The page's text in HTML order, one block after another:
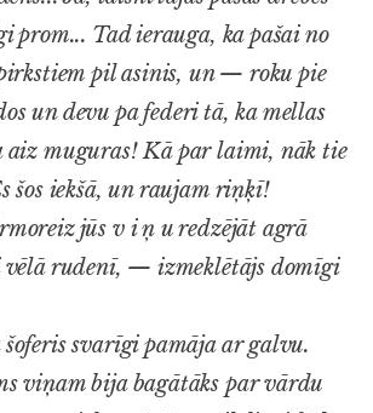
prom... Tad ierauga, ka pašai no
pil asinis, un — roku pie
un devu pa federi tā, ka mellas
aiz muguras! Kā par laimi, nāk tie
šos iekšā, un raujam riņķī!
jūs v i ņ u redzējāt agrā
vēlā rudenī, — izmeklētājs domīgi
šoferis svarīgi pamāja ar galvu.
viņam bija bagātāks par vārdu